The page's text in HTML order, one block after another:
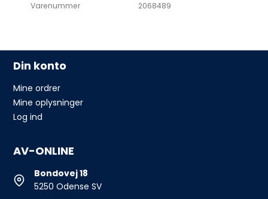
Varenummer
2068489
Din konto
Mine ordrer
Mine oplysninger
Log ind
AV-ONLINE
Bondovej 18
5250 Odense SV